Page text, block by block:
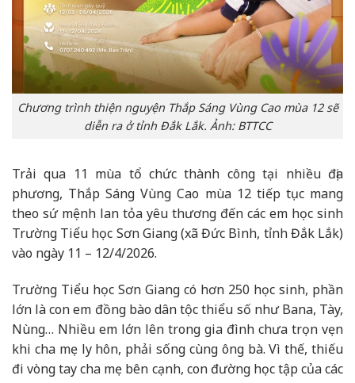
Chương trình thiện nguyện Thắp Sáng Vùng Cao mùa 12 sẽ
diễn ra ở tỉnh Đắk Lắk. Ảnh: BTTCC
Trải qua 11 mùa tổ chức thành công tại nhiều địa
phương, Thắp Sáng Vùng Cao mùa 12 tiếp tục mang
theo sứ mệnh lan tỏa yêu thương đến các em học sinh
Trường Tiểu học Sơn Giang (xã Đức Bình, tỉnh Đắk Lắk)
vào ngày 11 – 12/4/2026.
Trường Tiểu học Sơn Giang có hơn 250 học sinh, phần
lớn là con em đồng bào dân tộc thiểu số như Bana, Tày,
Nùng… Nhiều em lớn lên trong gia đình chưa trọn vẹn
khi cha mẹ ly hôn, phải sống cùng ông bà. Vì thế, thiếu
đi vòng tay cha mẹ bên cạnh, con đường học tập của các